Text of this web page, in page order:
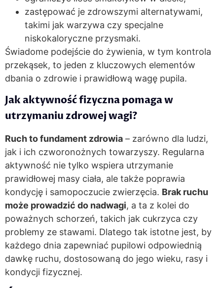
zastępować je zdrowszymi alternatywami,
takimi jak warzywa czy specjalne
niskokaloryczne przysmaki.
Świadome podejście do żywienia, w tym kontrola
przekąsek, to jeden z kluczowych elementów
dbania o zdrowie i prawidłową wagę pupila.
Jak aktywność fizyczna pomaga w
utrzymaniu zdrowej wagi?
Ruch to fundament zdrowia – zarówno dla ludzi,
jak i ich czworonożnych towarzyszy. Regularna
aktywność nie tylko wspiera utrzymanie
prawidłowej masy ciała, ale także poprawia
kondycję i samopoczucie zwierzęcia. Brak ruchu
może prowadzić do nadwagi, a ta z kolei do
poważnych schorzeń, takich jak cukrzyca czy
problemy ze stawami. Dlatego tak istotne jest, by
każdego dnia zapewniać pupilowi odpowiednią
dawkę ruchu, dostosowaną do jego wieku, rasy i
kondycji fizycznej.